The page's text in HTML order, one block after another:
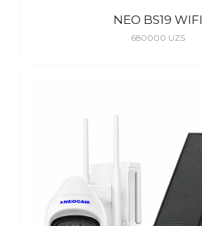
NEO BS19 WIFI
680000 UZS